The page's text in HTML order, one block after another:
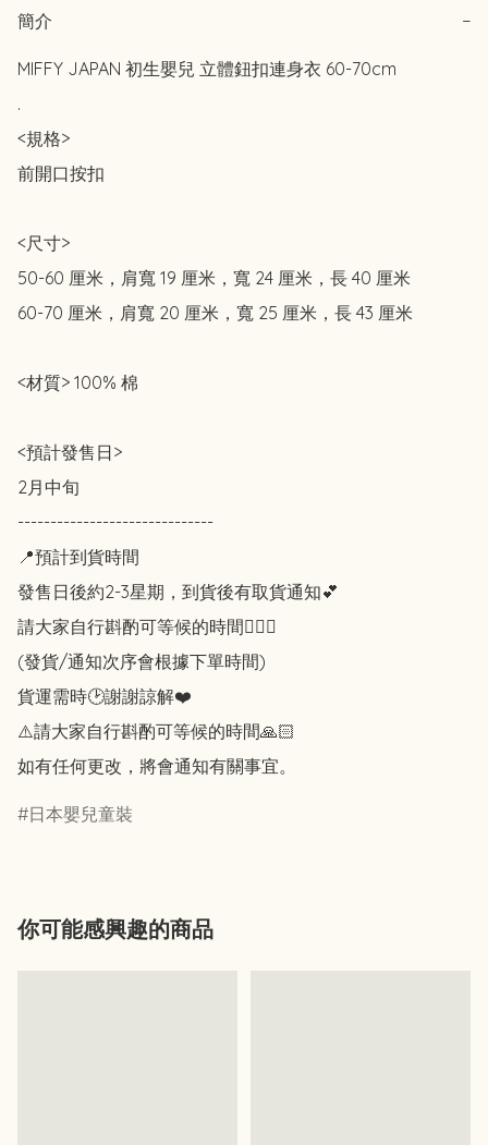
簡介 −
MIFFY JAPAN 初生嬰兒 立體鈕扣連身衣 60-70cm
.
<規格>
前開口按扣
<尺寸>
50-60 厘米，肩寬 19 厘米，寬 24 厘米，長 40 厘米
60-70 厘米，肩寬 20 厘米，寬 25 厘米，長 43 厘米
<材質> 100% 棉
<預計發售日>
2月中旬
------------------------------
📍預計到貨時間
發售日後約2-3星期，到貨後有取貨通知💕
請大家自行斟酌可等候的時間🙇🏻‍♀️
(發貨/通知次序會根據下單時間)
貨運需時🕑謝謝諒解❤️
⚠️請大家自行斟酌可等候的時間🙏🏻
如有任何更改，將會通知有關事宜。
日本嬰兒童裝
你可能感興趣的商品